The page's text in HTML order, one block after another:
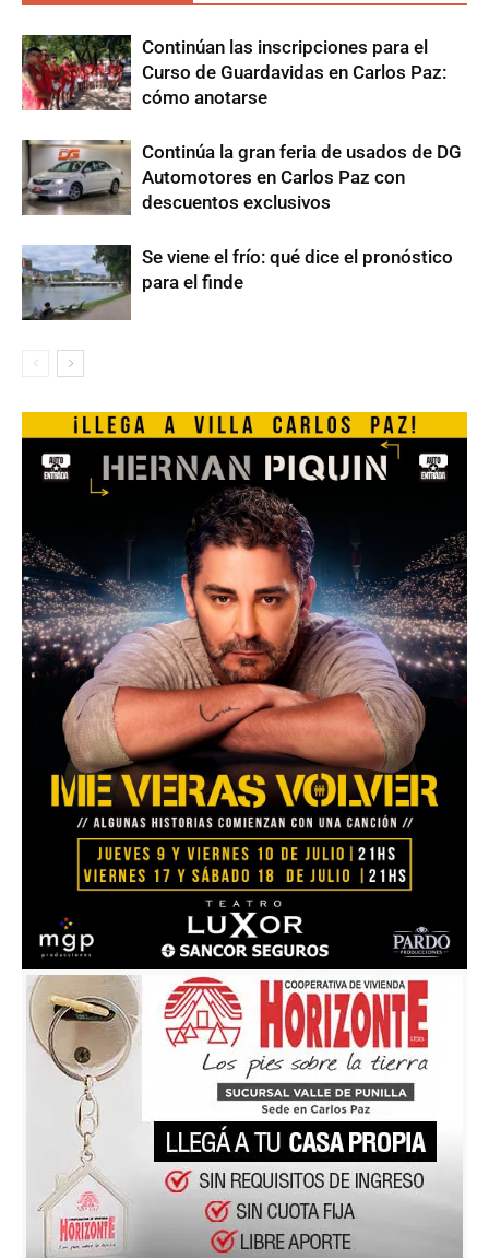
Continúan las inscripciones para el
Curso de Guardavidas en Carlos Paz:
cómo anotarse
Continúa la gran feria de usados de DG
Automotores en Carlos Paz con
descuentos exclusivos
Se viene el frío: qué dice el pronóstico
para el finde